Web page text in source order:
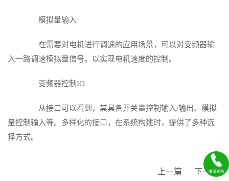
模拟量输入
在需要对电机进行调速的应用场景，可以对变频器输
入一路调速模拟量信号。以实现电机速度的控制。
变频器控制IO
从接口可以看到，其具备开关量控制输入/输出、模拟
量控制输入等。多样化的接口，在系统构建时，提供了多种选
择方式。
上一篇 下一篇